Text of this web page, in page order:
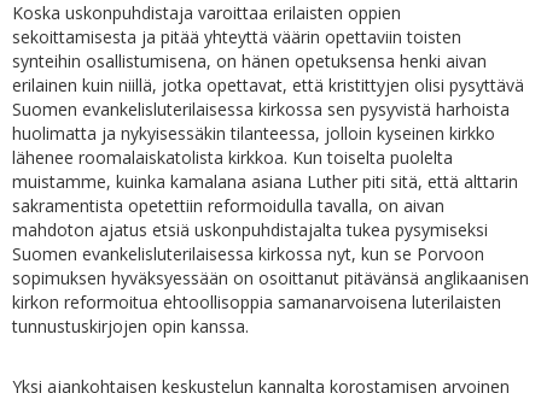
Koska uskonpuhdistaja varoittaa erilaisten oppien
sekoittamisesta ja pitää yhteyttä väärin opettaviin toisten
synteihin osallistumisena, on hänen opetuksensa henki aivan
erilainen kuin niillä, jotka opettavat, että kristittyjen olisi pysyttävä
Suomen evankelisluterilaisessa kirkossa sen pysyvistä harhoista
huolimatta ja nykyisessäkin tilanteessa, jolloin kyseinen kirkko
lähenee roomalaiskatolista kirkkoa. Kun toiselta puolelta
muistamme, kuinka kamalana asiana Luther piti sitä, että alttarin
sakramentista opetettiin reformoidulla tavalla, on aivan
mahdoton ajatus etsiä uskonpuhdistajalta tukea pysymiseksi
Suomen evankelisluterilaisessa kirkossa nyt, kun se Porvoon
sopimuksen hyväksyessään on osoittanut pitävänsä anglikaanisen
kirkon reformoitua ehtoollisoppia samanarvoisena luterilaisten
tunnustuskirjojen opin kanssa.
Yksi ajankohtaisen keskustelun kannalta korostamisen arvoinen